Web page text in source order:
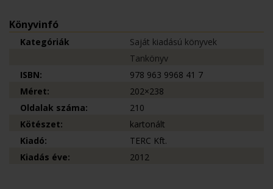
Könyvinfó
Kategóriák
Saját kiadású könyvek
Tankönyv
ISBN:
978 963 9968 41 7
Méret:
202×238
Oldalak száma:
210
Kötészet:
kartonált
Kiadó:
TERC Kft.
Kiadás éve:
2012